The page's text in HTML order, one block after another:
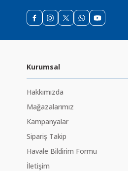
Kurumsal
Hakkımızda
Mağazalarımız
Kampanyalar
Sipariş Takip
Havale Bildirim Formu
İletişim